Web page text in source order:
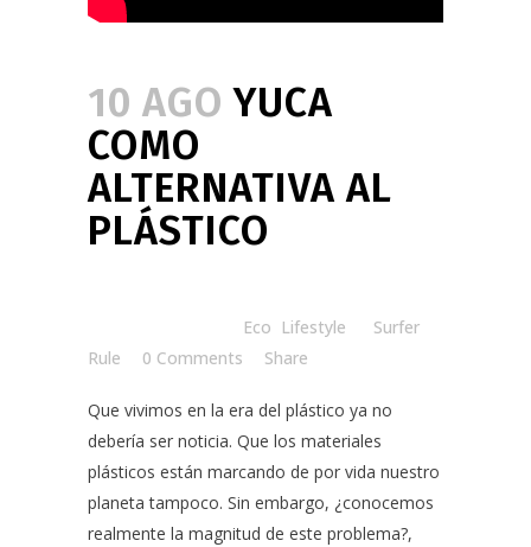
10 AGO YUCA
COMO
ALTERNATIVA AL
PLÁSTICO
Eco Lifestyle
Surfer
Rule
0 Comments Share
Que vivimos en la era del plástico ya no
debería ser noticia. Que los materiales
plásticos están marcando de por vida nuestro
planeta tampoco. Sin embargo, ¿conocemos
realmente la magnitud de este problema?,